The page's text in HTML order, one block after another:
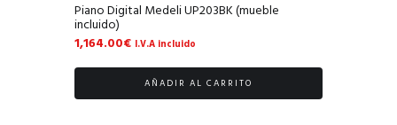
Piano Digital Medeli UP203BK (mueble
incluido)
1,164.00€ I.V.A incluido
AÑADIR AL CARRITO